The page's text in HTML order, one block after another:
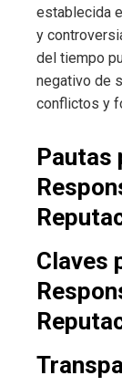
establecida
y
del tiempo
negativo de
conflictos y
Pautas
Claves